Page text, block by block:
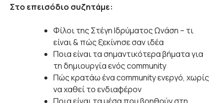
Στο επεισόδιο συζητάμε:
Φίλοι της Στέγη Ιδρύματος Ωνάση – τι
είναι & πώς ξεκίνησε σαν ιδέα
Ποια είναι τα σημαντικότερα βήματα για
τη δημιουργία ενός community
Πώς κρατάω ένα community ενεργό, χωρίς
να χαθεί το ενδιαφέρον